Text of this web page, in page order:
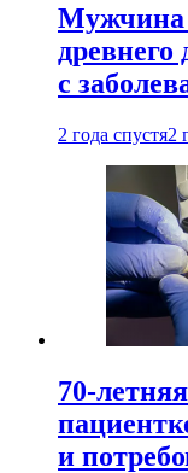
Мужчина
с
2 года спустя2
70-
и